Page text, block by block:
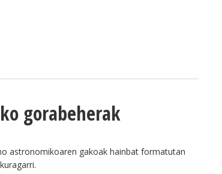
gorabeherak
astronomikoaren gakoak hainbat formatutan